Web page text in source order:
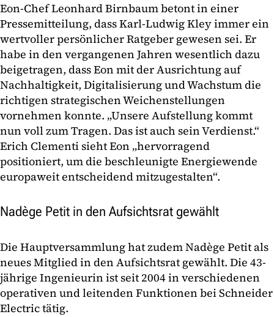
Eon-Chef Leonhard Birnbaum betont in einer
Pressemitteilung, dass Karl-Ludwig Kley immer ein
wertvoller persönlicher Ratgeber gewesen sei. Er
habe in den vergangenen Jahren wesentlich dazu
beigetragen, dass Eon mit der Ausrichtung auf
Nachhaltigkeit, Digitalisierung und Wachstum die
richtigen strategischen Weichenstellungen
vornehmen konnte. „Unsere Aufstellung kommt
nun voll zum Tragen. Das ist auch sein Verdienst.“
Erich Clementi sieht Eon „hervorragend
positioniert, um die beschleunigte Energiewende
europaweit entscheidend mitzugestalten“.
Nadège Petit in den Aufsichtsrat gewählt
Die Hauptversammlung hat zudem Nadège Petit als
neues Mitglied in den Aufsichtsrat gewählt. Die 43-
jährige Ingenieurin ist seit 2004 in verschiedenen
operativen und leitenden Funktionen bei Schneider
Electric tätig.